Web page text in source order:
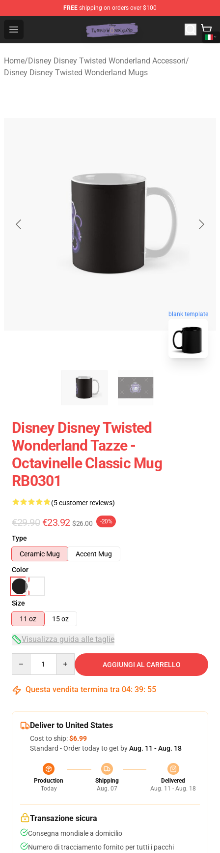
FREE shipping on orders over $100
Open menu
Twisted Wonderland Store - Official Twisted
Home/Disney Disney Twisted Wonderland Accessori/
Disney Disney Twisted Wonderland Mugs
blank template
Disney Disney Twisted
Wonderland Tazze -
Octavinelle Classic Mug
RB0301
(5 customer reviews)
€29.90 €23.92 $26.00 -20%
Type
Ceramic Mug
Accent Mug
Color
Size
11 oz
15 oz
Visualizza guida alle taglie
AGGIUNGI AL CARRELLO
Questa vendita termina tra 04: 39: 54
Deliver to United States
Cost to ship:$6.99
Standard - Order today to get byAug. 11 - Aug. 18
Production
Today
Shipping
Aug. 07
Delivered
Aug. 11 - Aug. 18
Transazione sicura
Consegna mondiale a domicilio
Numero di tracciamento fornito per tutti i pacchi